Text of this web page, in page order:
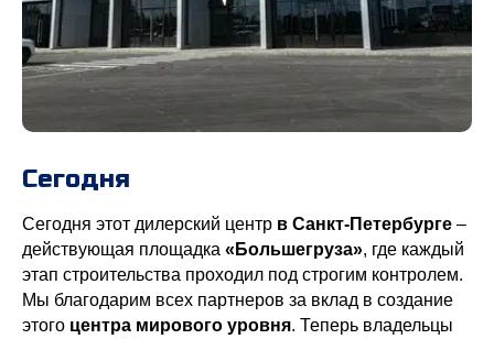
Сегодня
Сегодня этот дилерский центр в Санкт-Петербурге –
действующая площадка «Большегруза», где каждый
этап строительства проходил под строгим контролем.
Мы благодарим всех партнеров за вклад в создание
этого центра мирового уровня. Теперь владельцы